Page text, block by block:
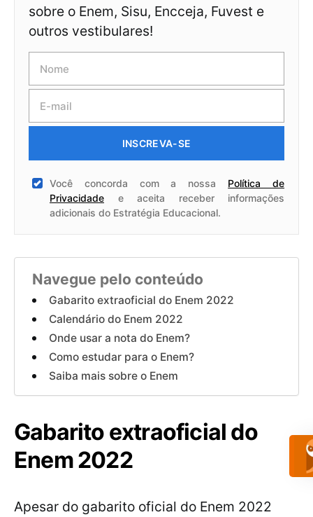
sobre o Enem, Sisu, Encceja, Fuvest e
outros vestibulares!
INSCREVA-SE
Você concorda com a nossa Política de
Privacidade e aceita receber informações
adicionais do Estratégia Educacional.
Navegue pelo conteúdo
Gabarito extraoficial do Enem 2022
Calendário do Enem 2022
Onde usar a nota do Enem?
Como estudar para o Enem?
Saiba mais sobre o Enem
Gabarito extraoficial do
Enem 2022
Apesar do gabarito oficial do Enem 2022